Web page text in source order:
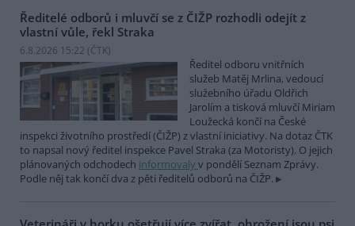
Ředitelé odborů i mluvčí se z ČIŽP rozhodli odejít z
vlastní vůle, řekl Straka
6.8.2026 15:22 (ČTK)
Ředitel odboru vnitřních
služeb Matěj Mrlina, vedoucí
služebního úřadu Oldřich
Jarolím a tisková mluvčí Miriam
Loužecká končí na České
inspekci životního prostředí (ČIŽP) z vlastní iniciativy. Na dotaz ČTK
to napsal nový ředitel inspekce Pavel Straka (za Motoristy). O jejich
plánovaných odchodech informovaly v pondělí Seznam Zprávy.
Podle něj tak končí dva z pěti ředitelů odborů na ČIŽP.